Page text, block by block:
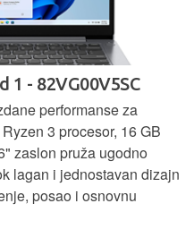
1 - 82VG00V5SC
performanse za
3 procesor, 16 GB
zaslon pruža ugodno
lagan i jednostavan dizajn
posao i osnovnu